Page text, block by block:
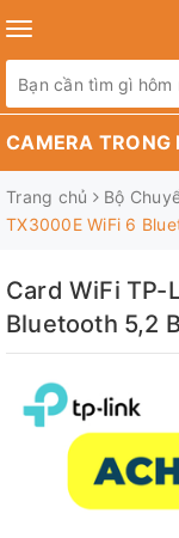
Toggle
navigation
CAMERA TRONG
Trang chủ Bộ
TX3000E WiFi 6
Card WiFi TP-
Bluetooth 5,2